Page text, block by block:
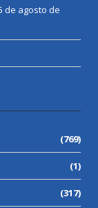
de agosto de
(769)
(1)
(317)